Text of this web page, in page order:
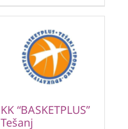
KK “BASKETPLUS”
Tešanj